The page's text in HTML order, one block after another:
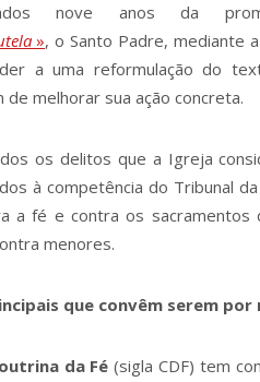
nove anos da
», o Santo Padre, mediante
a uma reformulação do
melhorar sua ação concreta.
os delitos que a Igreja
à competência do Tribunal
a fé e contra os sacramentos
menores.
que convêm serem por
da Fé(sigla CDF) tem